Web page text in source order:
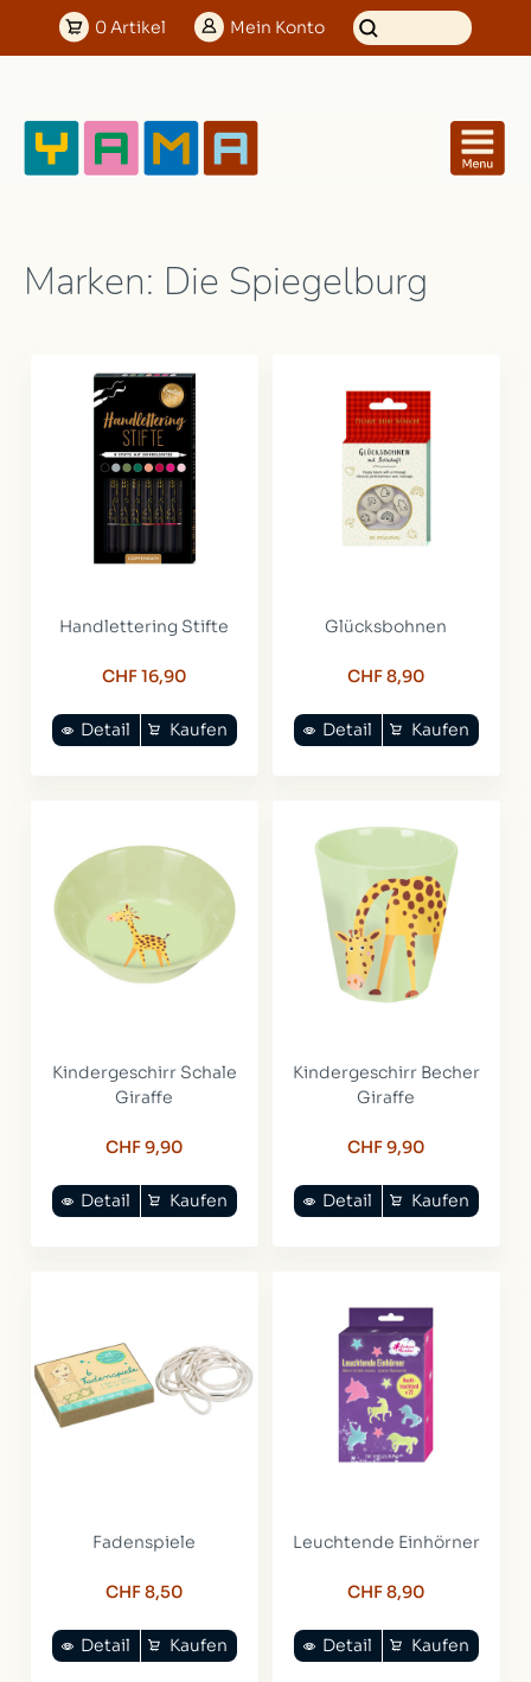
0Artikel Mein Konto
Marken: Die Spiegelburg
Handlettering Stifte
CHF 16,90
Kaufen
Detail
Glücksbohnen
CHF 8,90
Kaufen
Detail
Kindergeschirr Schale
Giraffe
CHF 9,90
Kaufen
Detail
Kindergeschirr Becher
Giraffe
CHF 9,90
Kaufen
Detail
Fadenspiele
CHF 8,50
Kaufen
Detail
Leuchtende Einhörner
CHF 8,90
Kaufen
Detail